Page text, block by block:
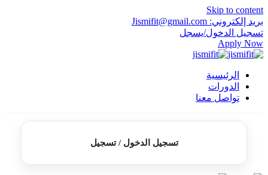
Skip to content
بريد إلكتروني: Jismifit@gmail.com
تسجيل الدخول/يسجل
Apply Now
الرئيسية
الدورات
تواصل معنا
تسجيل الدخول / تسجيل